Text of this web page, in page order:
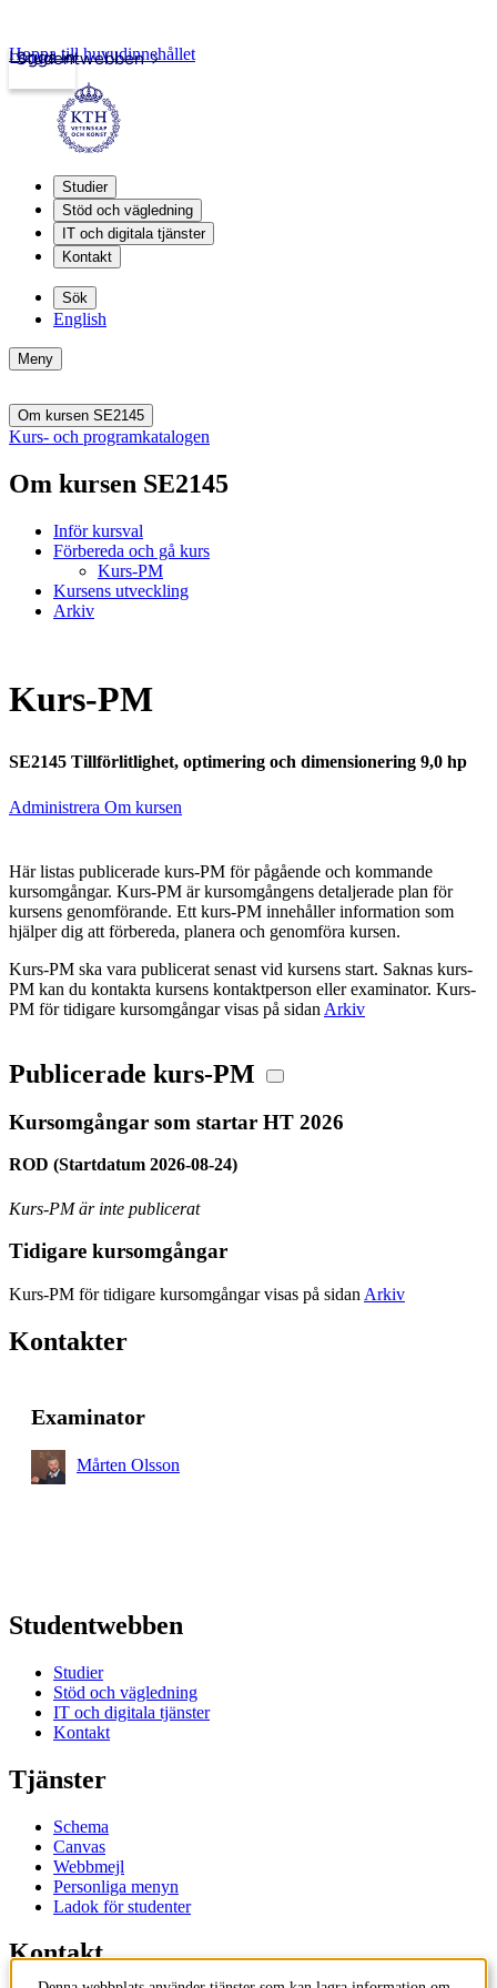
Studentwebben
Logga in
Hoppa till huvudinnehållet
Studier
Stöd och vägledning
IT och digitala tjänster
Kontakt
Sök
English
Meny
Om kursen SE2145
Kurs- och programkatalogen
Om kursen SE2145
Inför kursval
Förbereda och gå kurs
Kurs-PM
Kursens utveckling
Arkiv
Kurs-PM
SE2145 Tillförlitlighet, optimering och dimensionering 9,0 hp
Administrera Om kursen
Här listas publicerade kurs-PM för pågående och kommande
kursomgångar. Kurs-PM är kursomgångens detaljerade plan för
kursens genomförande. Ett kurs-PM innehåller information som
hjälper dig att förbereda, planera och genomföra kursen.
Kurs-PM ska vara publicerat senast vid kursens start. Saknas kurs-
PM kan du kontakta kursens kontaktperson eller examinator. Kurs-
PM för tidigare kursomgångar visas på sidan Arkiv
Publicerade kurs-PM
Kursomgångar som startar HT 2026
ROD (Startdatum 2026-08-24)
Kurs-PM är inte publicerat
Tidigare kursomgångar
Kurs-PM för tidigare kursomgångar visas på sidan Arkiv
Kontakter
Examinator
Mårten Olsson
Studentwebben
Studier
Stöd och vägledning
IT och digitala tjänster
Kontakt
Tjänster
Schema
Canvas
Webbmejl
Personliga menyn
Ladok för studenter
Kontakt